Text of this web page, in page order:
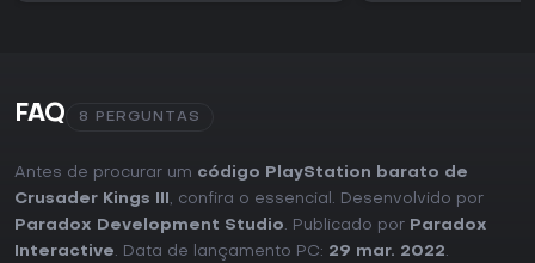
FAQ 8 PERGUNTAS
Antes de procurar um código PlayStation barato de
Crusader Kings III , confira o essencial. Desenvolvido por
Paradox Development Studio. Publicado por Paradox
Interactive. Data de lançamento PC: 29 mar. 2022.